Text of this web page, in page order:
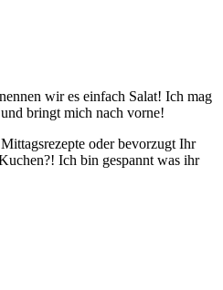
wir es einfach Salat! Ich mag
bringt mich nach vorne!
oder bevorzugt Ihr
Ich bin gespannt was ihr